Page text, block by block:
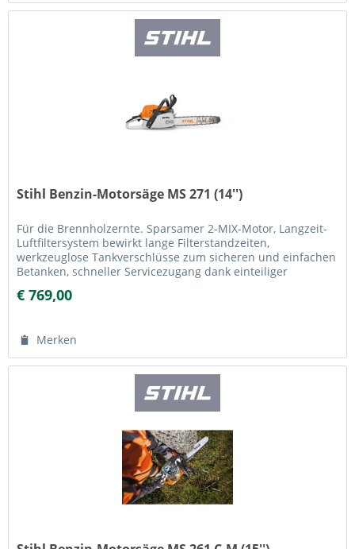
Stihl Benzin-Motorsäge MS 271 (14'')
Für die Brennholzernte. Sparsamer 2-MIX-Motor, Langzeit-
Luftfiltersystem bewirkt lange Filterstandzeiten,
werkzeuglose Tankverschlüsse zum sicheren und einfachen
Betanken, schneller Servicezugang dank einteiliger
€ 769,00
Merken